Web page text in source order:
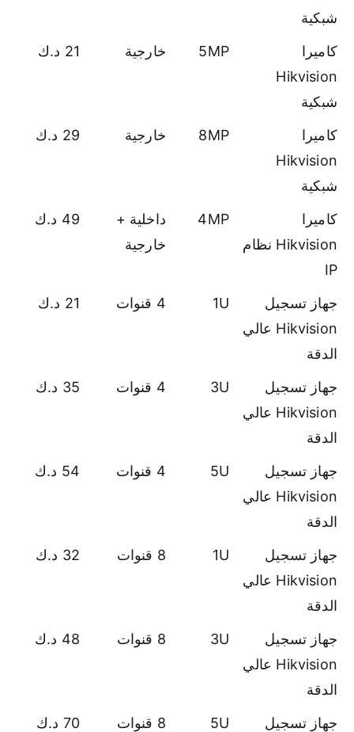
شبكية
كاميرا
Hikvision
شبكية
5MP خارجية 21 د.ك
كاميرا
Hikvision
شبكية
8MP خارجية 29 د.ك
كاميرا
Hikvision نظام
IP
4MP
داخلية +
خارجية
49 د.ك
جهاز تسجيل
Hikvision عالي
الدقة
1U 4 قنوات 21 د.ك
جهاز تسجيل
Hikvision عالي
الدقة
3U 4 قنوات 35 د.ك
جهاز تسجيل
Hikvision عالي
الدقة
5U 4 قنوات 54 د.ك
جهاز تسجيل
Hikvision عالي
الدقة
1U 8 قنوات 32 د.ك
جهاز تسجيل
Hikvision عالي
الدقة
3U 8 قنوات 48 د.ك
جهاز تسجيل
5U 8 قنوات 70 د.ك